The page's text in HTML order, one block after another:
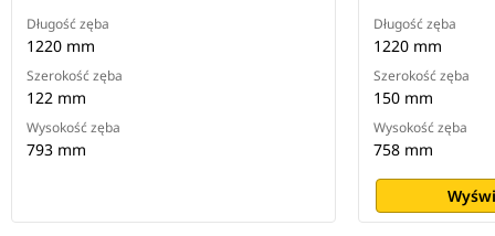
Długość zęba
1220 mm
Szerokość zęba
122 mm
Wysokość zęba
793 mm
Długość zęba
1220 mm
Szerokość zęba
150 mm
Wysokość zęba
758 mm